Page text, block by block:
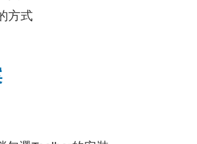
方式